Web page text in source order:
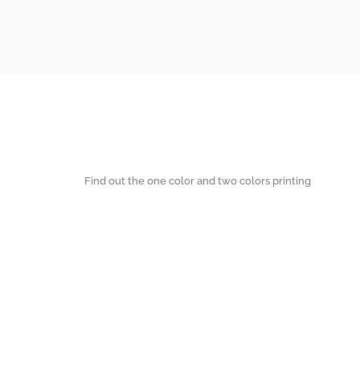
Find out the one color and two colors printing